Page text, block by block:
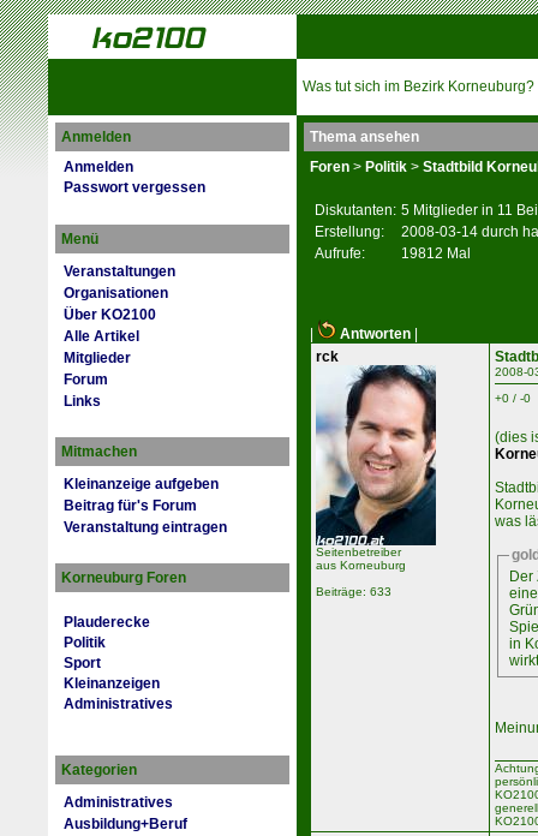
Was tut sich im Bezirk Korneuburg?
Anmelden
Anmelden
Passwort vergessen
Menü
Veranstaltungen
Organisationen
Über KO2100
Alle Artikel
Mitglieder
Forum
Links
Mitmachen
Kleinanzeige aufgeben
Beitrag für's Forum
Veranstaltung eintragen
Korneuburg Foren
Plauderecke
Politik
Sport
Kleinanzeigen
Administratives
Kategorien
Administratives
Ausbildung+Beruf
Thema ansehen
Foren > Politik > Stadtbild
Diskutanten: 5 Mitglieder in 11
Erstellung:
2008-03-14 durch
Aufrufe:
19812 Mal
Antworten
rck
Seitenbetreiber
aus Korneuburg
Beiträge: 633
2008-
+0 / -0
(dies
was
Der
in